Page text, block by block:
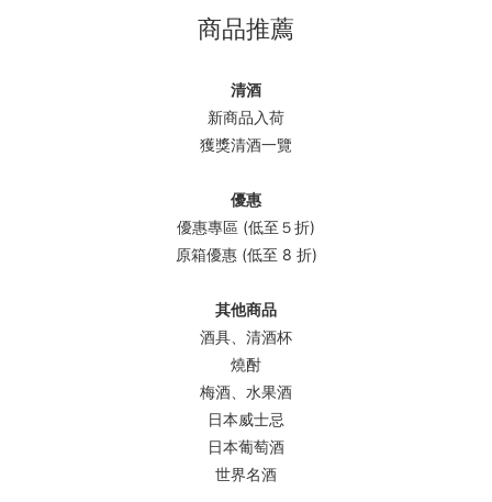
商品推薦
清酒
新商品入荷
獲獎清酒一覽
優惠
優惠專區 (低至５折)
原箱優惠 (低至 8 折)
其他商品
酒具、清酒杯
燒酎
梅酒、水果酒
日本威士忌
日本葡萄酒
世界名酒